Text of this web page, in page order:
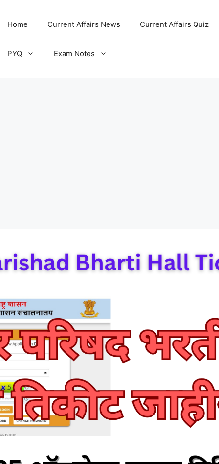
Home Current Affairs News Current Affairs Quiz
PYQ Exam Notes